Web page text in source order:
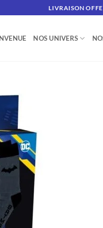
LIVRAISON
NOS UNIVERS